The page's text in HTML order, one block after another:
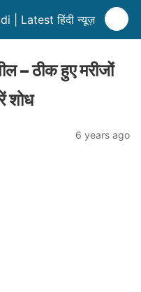
| Latest हिंदी न्यूज़
– ठीक हुए मरीजों
शोध
6 years ago